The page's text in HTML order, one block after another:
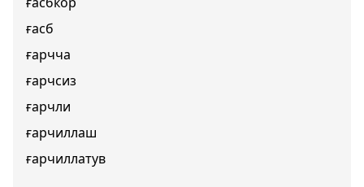
ғасб
ғарчча
ғарчсиз
ғарчли
ғарчиллаш
ғарчиллатув